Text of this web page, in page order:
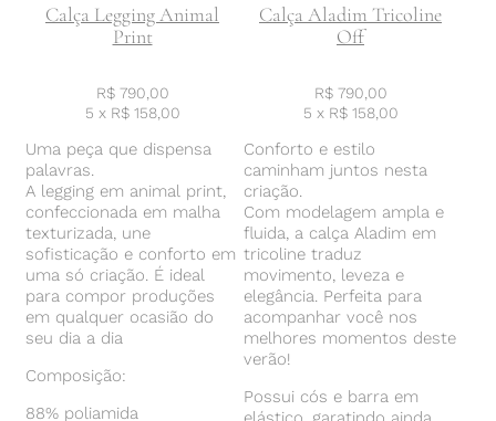
Calça Legging Animal
Print
R$790,00
5 x R$158,00
Uma peça que dispensa
palavras.
A legging em animal print,
confeccionada em malha
texturizada, une
sofisticação e conforto em
uma só criação. É ideal
para compor produções
em qualquer ocasião do
seu dia a dia
Composição:
88% poliamida
Calça Aladim Tricoline
Off
R$790,00
5 x R$158,00
Conforto e estilo
caminham juntos nesta
criação.
Com modelagem ampla e
fluida, a calça Aladim em
tricoline traduz
movimento, leveza e
elegância. Perfeita para
acompanhar você nos
melhores momentos deste
verão!
Possui cós e barra em